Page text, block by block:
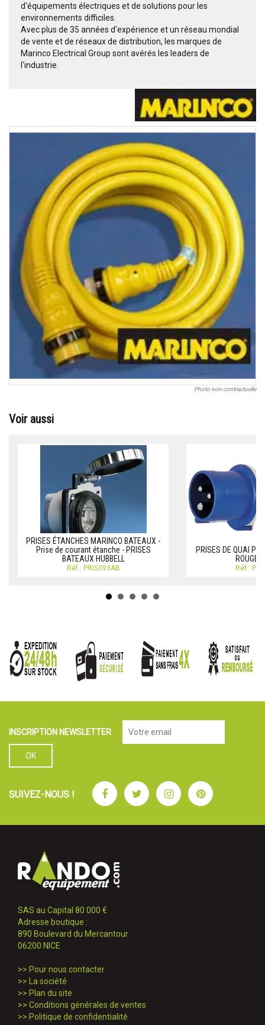
d'équipements électriques et de solutions pour les
environnements difficiles.
Avec plus de 35 années d'expérience et un réseau mondial
de vente et de réseaux de distribution, les marques de
Marinco Electrical Group sont avérés les leaders de
l'industrie.
Photo non contractuelle
Voir aussi
PRISES ÉTANCHES MARINCO BATEAUX -
Prise de courant étanche - PRISES
BATEAUX HUBBELL
Réf.: PRIS393AB
PRISES DE QUAI
ROUGE
Réf.:
INSCRIPTION NEWSLETTER
SUIVEZ-NOUS ! FacebookTwitterInstagramPinterest
SAS au Capital 80 000 €
Adresse boutique :
890 Boulevard du Mercantour
06200 NICE
>> Pour nous contacter
>>
La société
>> Plan du site
>> Conditions générales de ventes
>> Politique de confidentialité